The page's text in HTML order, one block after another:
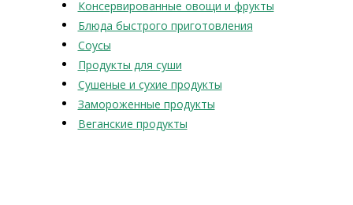
Консервированные овощи и фрукты
Блюда быстрого приготовления
Соусы
Продукты для суши
Сушеные и сухие продукты
Замороженные продукты
Веганские продукты